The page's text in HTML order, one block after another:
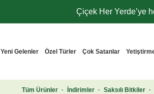
Çiçek Her Yerde’ye
Yeni Gelenler Özel Türler Çok Satanlar
Tüm Ürünler · İndirimler · Saksılı Bitkiler ·